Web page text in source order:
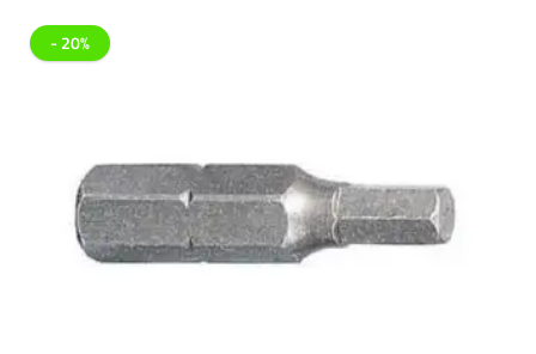
- 20%